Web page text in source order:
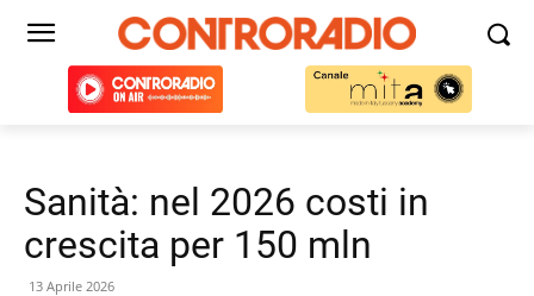
Sanità: nel 2026 costi in
crescita per 150 mln
13 Aprile 2026